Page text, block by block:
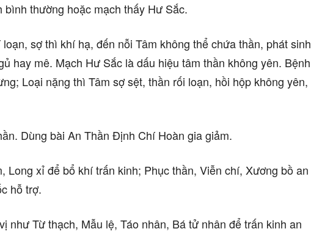
bình thường hoặc mạch thấy Hư Sắc.
sợ thì khí hạ, đến nỗi Tâm không thể chứa thần, phát sinh
hay mê. Mạch Hư Sắc là dấu hiệu tâm thần không yên. Bệnh
Loại nặng thì Tâm sợ sệt, thần rối loạn, hồi hộp không yên,
Dùng bài An Thần Định Chí Hoàn gia giảm.
Long xỉ để bổ khí trấn kinh; Phục thần, Viễn chí, Xương bồ an
hỗ trợ.
như Từ thạch, Mẫu lệ, Táo nhân, Bá tử nhân để trấn kinh an